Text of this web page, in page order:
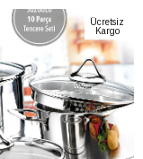
Ücretsiz
Kargo